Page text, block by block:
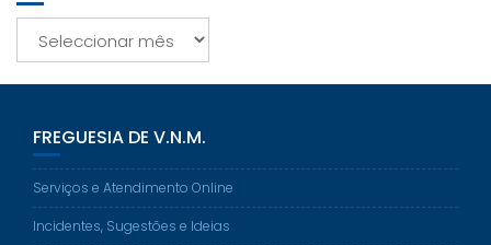
FREGUESIA DE V.N.M.
Serviços e Atendimento Online
Incidentes, Sugestões e Ideias